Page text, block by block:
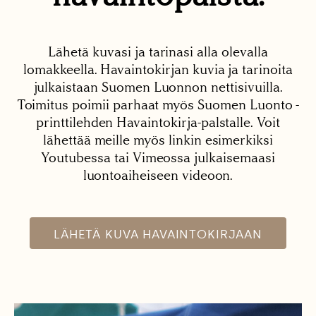
Lähetä kuvasi ja tarinasi alla olevalla
lomakkeella. Havaintokirjan kuvia ja tarinoita
julkaistaan Suomen Luonnon nettisivuilla.
Toimitus poimii parhaat myös Suomen Luonto -
printtilehden Havaintokirja-palstalle. Voit
lähettää meille myös linkin esimerkiksi
Youtubessa tai Vimeossa julkaisemaasi
luontoaiheiseen videoon.
LÄHETÄ KUVA HAVAINTOKIRJAAN